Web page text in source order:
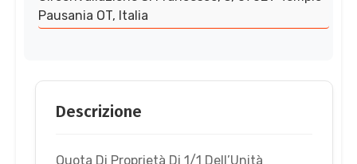
Pausania OT, Italia
Descrizione
Quota Di Proprietà Di 1/1 Dell’Unità